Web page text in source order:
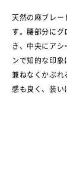
天然の麻ブレー
す。腰部分に
き、中央にア
ンで知的な印
兼ねなくかぶれ
感も良く、装い